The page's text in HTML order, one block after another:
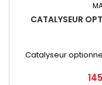
CATALYSEUR
Catalyseur